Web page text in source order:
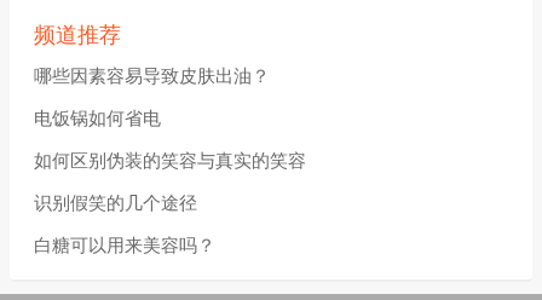
频道推荐
哪些因素容易导致皮肤出油？
电饭锅如何省电
如何区别伪装的笑容与真实的笑容
识别假笑的几个途径
白糖可以用来美容吗？